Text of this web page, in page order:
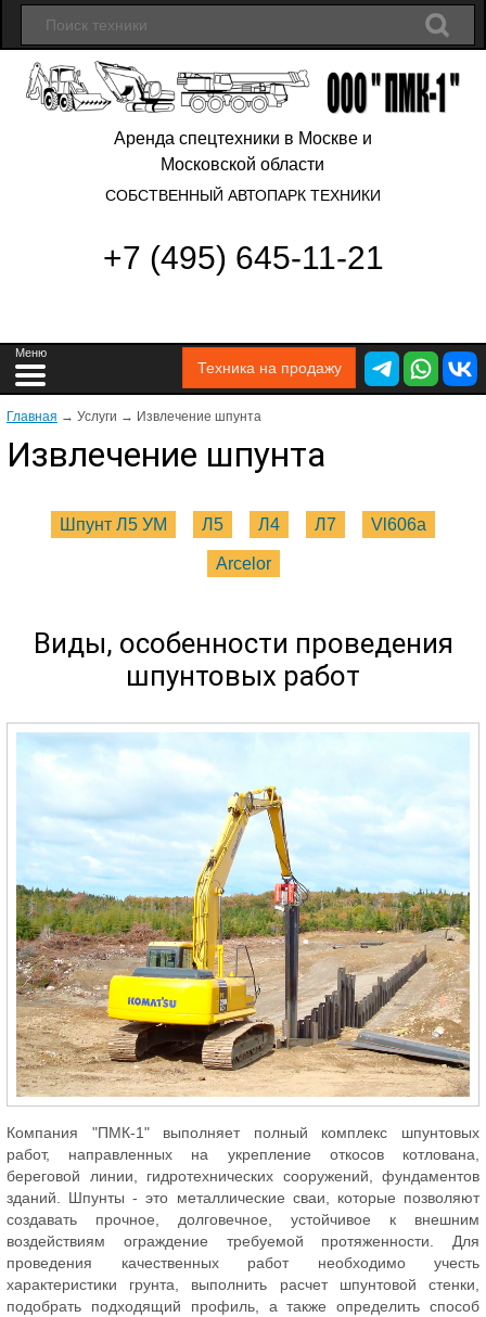
Аренда спецтехники в Москве и
Московской области
СОБСТВЕННЫЙ АВТОПАРК ТЕХНИКИ
+7 (495) 645-11-21
Техника на продажу
Главная → Услуги → Извлечение шпунта
Извлечение шпунта
Шпунт Л5 УМ Л5 Л4 Л7 Vl606a
Arcelor
Виды, особенности проведения
шпунтовых работ
Компания "ПМК-1" выполняет полный комплекс шпунтовых
работ, направленных на укрепление откосов котлована,
береговой линии, гидротехнических сооружений, фундаментов
зданий. Шпунты - это металлические сваи, которые позволяют
создавать прочное, долговечное, устойчивое к внешним
воздействиям ограждение требуемой протяженности. Для
проведения качественных работ необходимо учесть
характеристики грунта, выполнить расчет шпунтовой стенки,
подобрать подходящий профиль, а также определить способ